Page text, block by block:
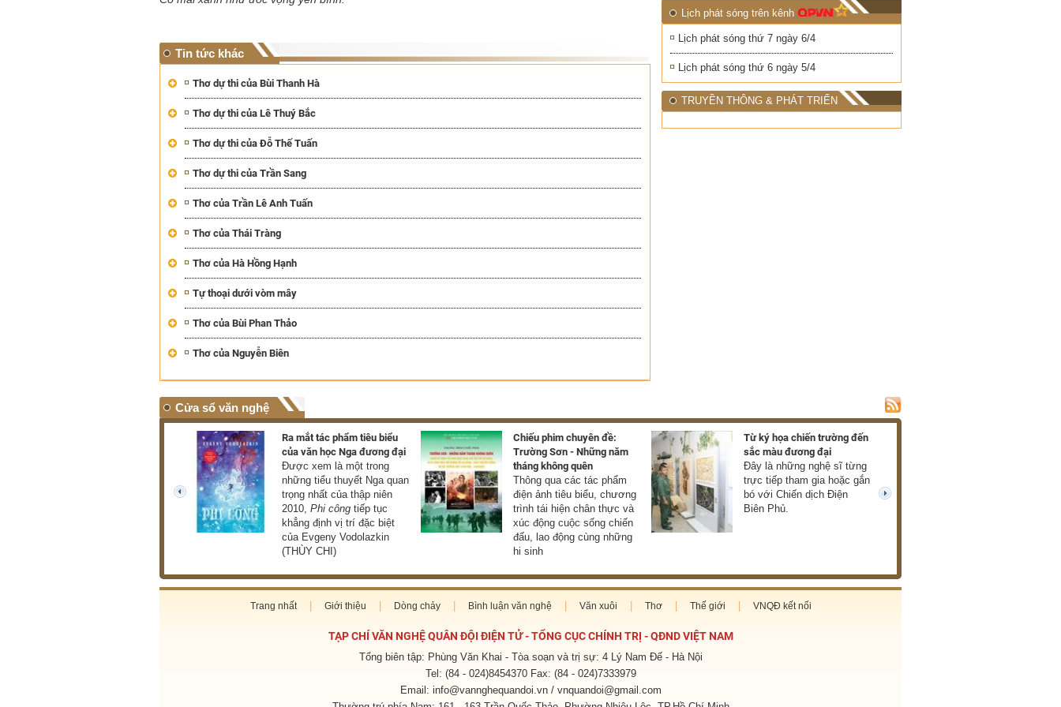
Tin tức khác
Thơ dự thi của Bùi Thanh Hà
Thơ dự thi của Lê Thuý Bắc
Thơ dự thi của Đỗ Thế Tuấn
Thơ dự thi của Trần Sang
Thơ của Trần Lê Anh Tuấn
Thơ của Thái Tràng
Thơ của Hà Hồng Hạnh
Tự thoại dưới vòm mây
Thơ của Bùi Phan Thảo
Thơ của Nguyễn Biên
Lịch phát sóng trên kênh
Lịch phát sóng thứ 7 ngày 6/4
Lịch phát sóng thứ 6 ngày 5/4
TRUYỀN THÔNG & PHÁT TRIỂN
Cửa sổ văn nghệ
phẩm tiêu biểu thuộc nhiều
Ra mắt tác phẩm tiêu biểu
của văn học Nga đương đại
Được xem là một trong
những tiểu thuyết Nga quan
trọng nhất của thập niên
2010, Phi công tiếp tục
khẳng định vị trí đặc biệt
của Evgeny Vodolazkin
(THÙY CHI)
Chiếu phim chuyên đề:
Trường Sơn - Những năm
tháng không quên
Thông qua các tác phẩm
điện ảnh tiêu biểu, chương
trình tái hiện chân thực và
xúc động cuộc sống chiến
đấu, lao động cùng những
hi sinh
Từ ký họa chiến trường đến
sắc màu đương đại
Đây là những nghệ sĩ từng
trực tiếp tham gia hoặc gắn
bó với Chiến dịch Điện
Biên Phủ.
prev next
Trang nhất Giới thiệu Dòng chảy Bình luận văn nghệ Văn xuôi Thơ Thế giới VNQĐ kết nối
TẠP CHÍ VĂN NGHỆ QUÂN ĐỘI ĐIỆN TỬ - TỔNG CỤC CHÍNH TRỊ - QĐND VIỆT NAM
Tổng biên tập: Phùng Văn Khai - Tòa soạn và trị sự: 4 Lý Nam Đế - Hà Nội
Tel: (84 - 024)8454370 Fax: (84 - 024)7333979
Email: info@vannghequandoi.vn / vnquandoi@gmail.com